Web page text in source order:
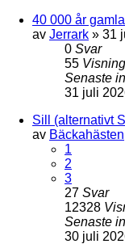
40 000 år
av Jerrark » 31
0 Svar
55
Senaste
31 juli
Sill (alternativt
av Bäckahästen
1
2
3
27 Svar
12328
Senaste
30 juli